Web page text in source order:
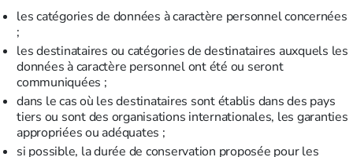
les catégories de données à caractère personnel concernées
;
les destinataires ou catégories de destinataires auxquels les
données à caractère personnel ont été ou seront
communiquées ;
dans le cas où les destinataires sont établis dans des pays
tiers ou sont des organisations internationales, les garanties
appropriées ou adéquates ;
si possible, la durée de conservation proposée pour les